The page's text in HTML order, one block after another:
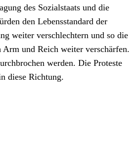
des Sozialstaats und die
den Lebensstandard der
weiter verschlechtern und so die
und Reich weiter verschärfen.
werden. Die Proteste
diese Richtung.